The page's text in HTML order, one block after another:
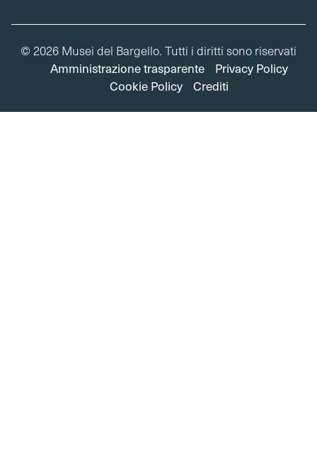
© 2026 Musei del Bargello. Tutti i diritti sono riservati
Amministrazione trasparente
Privacy Policy
Cookie Policy Crediti